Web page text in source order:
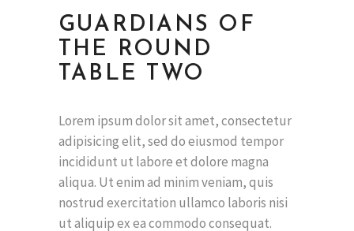
GUARDIANS OF
THE ROUND
TABLE TWO
Lorem ipsum dolor sit amet, consectetur
adipisicing elit, sed do eiusmod tempor
incididunt ut labore et dolore magna
aliqua. Ut enim ad minim veniam, quis
nostrud exercitation ullamco laboris nisi
ut aliquip ex ea commodo consequat.